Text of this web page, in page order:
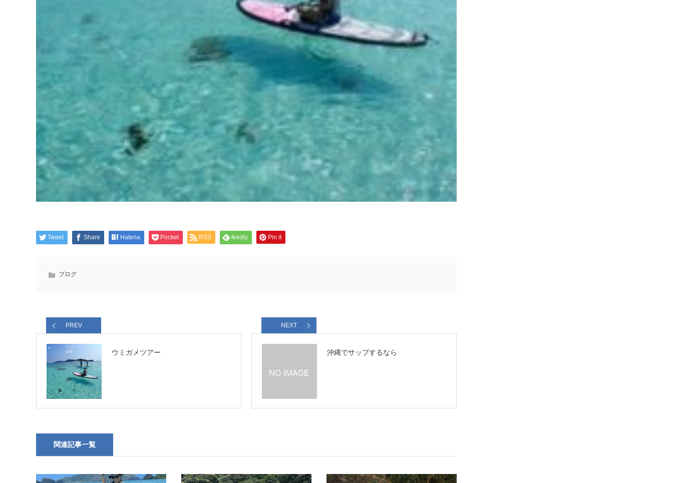
Tweet Share Hatena Pocket RSS feedly Pin it
ブログ
PREV
ウミガメツアー
NEXT
沖縄でサップするなら
関連記事一覧